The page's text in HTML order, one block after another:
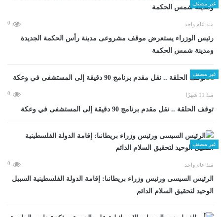
غير مصنف
منذ عام واحد 0
رئيس الوزراء يستعرض موقف مشروعى مدينة رأس الحكمة الجديدة
ومدينة شمس الحكمة
غير مصنف
منذ 11 شهرًا 0
توقف الحلقة .. نقل مقدم برنامج 90 دقيقة إلى المستشفى في وعكة
غير مصنف
منذ عام واحد 0
الرئيس السيسى ورئيس وزراء بريطانىا: إقامة الدولة الفلسطينية السبيل
الوحيد لتحقيق السلام الدائم